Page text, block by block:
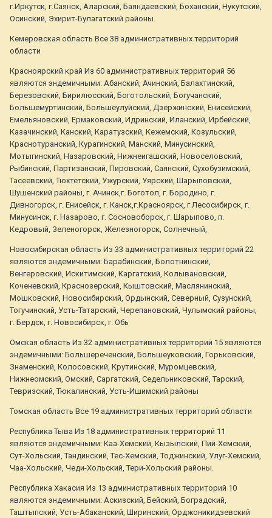
г.Иркутск, г.Саянск, Аларский, Баяндаевский, Боханский, Нукутский,
Осинский, Эхирит-Булагатский районы.
Кемеровская область Все 38 административных территорий
области
Красноярский край Из 60 административных территорий 56
являются эндемичными: Абанский, Ачинский, Балахтинский,
Березовский, Бирилюсский, Боготольский, Богучанский,
Большемуртинский, Большеулуйский, Дзержинский, Енисейский,
Емельяновский, Ермаковский, Идринский, Иланский, Ирбейский,
Казачинский, Канский, Каратузский, Кежемский, Козульский,
Краснотуранский, Курагинский, Манский, Минусинский,
Мотыгинский, Назаровский, Нижнеигашский, Новоселовский,
Рыбинский, Партизанский, Пировский, Саянский, Сухобузимский,
Тасеевский, Тюхтетский, Ужурский, Уярский, Шарыповский,
Шушенский районы, г. Ачинск,г. Боготол, г. Бородино, г.
Дивногорск, г. Енисейск, г. Канск,г.Красноярск, г.Лесосибирск, г.
Минусинск, г. Назарово, г. Сосновоборск, г. Шарыпово, п.
Кедровый, Зеленогорск, Железногорск, Солнечный,
Новосибирская область Из 33 административных территорий 22
являются эндемичными: Барабинский, Болотнинский,
Венгеровский, Искитимский, Каргатский, Колывановский,
Коченевский, Краснозерский, Кыштовский, Маслянинский,
Мошковский, Новосибирский, Ордынский, Северный, Сузунский,
Тогучинский, Усть-Татарский, Черепановский, Чулымский районы,
г. Бердск, г. Новосибирск, г. Обь
Омская область Из 32 административных территорий 15 являются
эндемичными: Большереченский, Большеуковский, Горьковский,
Знаменский, Колосовский, Крутинский, Муромцевский,
Нижнеомский, Омский, Саргатский, Седельниковский, Тарский,
Тевризский, Тюкалинский, Усть-Ишимский районы
Томская область Все 19 административных территорий области
Республика Тыва Из 18 административных территорий 11
являются эндемичными: Каа-Хемский, Кызылский, Пий-Хемский,
Сут-Хольский, Тандинский, Тес-Хемский, Тоджинский, Улуг-Хемский,
Чаа-Хольский, Чеди-Хольский, Тери-Хольский районы.
Республика Хакасия Из 13 административных территорий 10
являются эндемичными: Аскизский, Бейский, Боградский,
Таштыпский, Усть-Абаканский, Ширинский, Орджоникидзевский